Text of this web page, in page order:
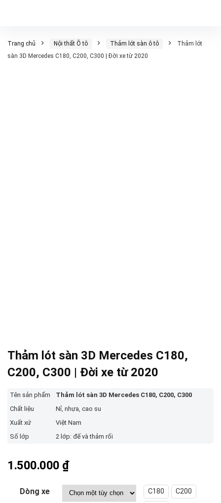
Trang chủ Nội thất Ô tô Thảm lót sàn ô tô
Thảm lót
sàn 3D Mercedes C180, C200, C300 | Đời xe từ 2020
Thảm lót sàn 3D Mercedes C180,
C200, C300 | Đời xe từ 2020
Tên sản phẩm
Thảm lót sàn 3D Mercedes C180, C200, C300
Chất liệu
Nỉ, nhựa, cao su
Xuất xứ
Việt Nam
Số lớp
2 lớp: đế và thảm rối
1.500.000 ₫
Dòng xe C180
C200